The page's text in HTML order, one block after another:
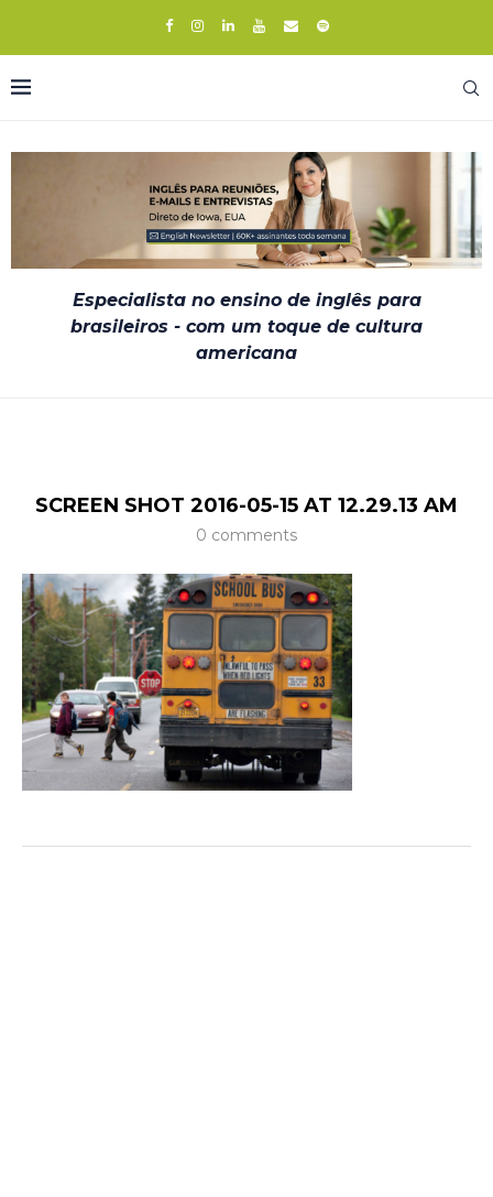
Especialista no ensino de inglês para
brasileiros - com um toque de cultura
americana
SCREEN SHOT 2016-05-15 AT 12.29.13 AM
0 comments